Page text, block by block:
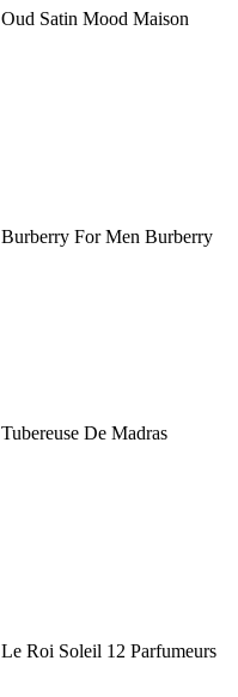
Oud Satin Mood Maison
Burberry For Men Burberry
Tubereuse De Madras
Le Roi Soleil 12 Parfumeurs